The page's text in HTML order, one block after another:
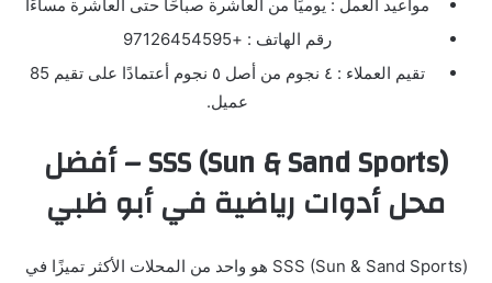
مواعيد العمل : يوميًا من العاشرة صباحًا حتى العاشرة مساءًا
رقم الهاتف : +97126454595
تقيم العملاء : ٤ نجوم من أصل ٥ نجوم أعتمادًا على تقيم 85
عميل.
SSS (Sun & Sand Sports) – أفضل
محل أدوات رياضية في أبو ظبي
SSS (Sun & Sand Sports) هو واحد من المحلات الأكثر تميزًا في